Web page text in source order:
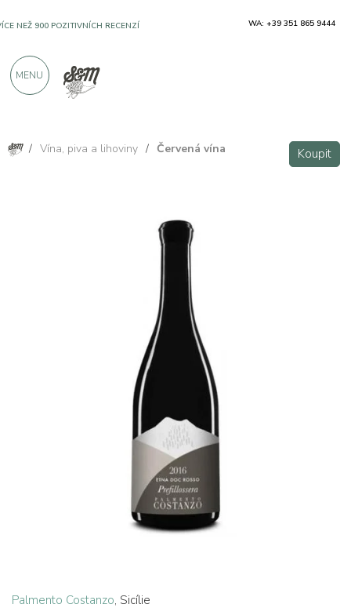
/ Vína, piva a lihoviny / Červená vína Koupit
Palmento Costanzo, Sicílie
NEŽ 900 POZITIVNÍCH RECENZÍ WA: +39 351 865 9444
MENU